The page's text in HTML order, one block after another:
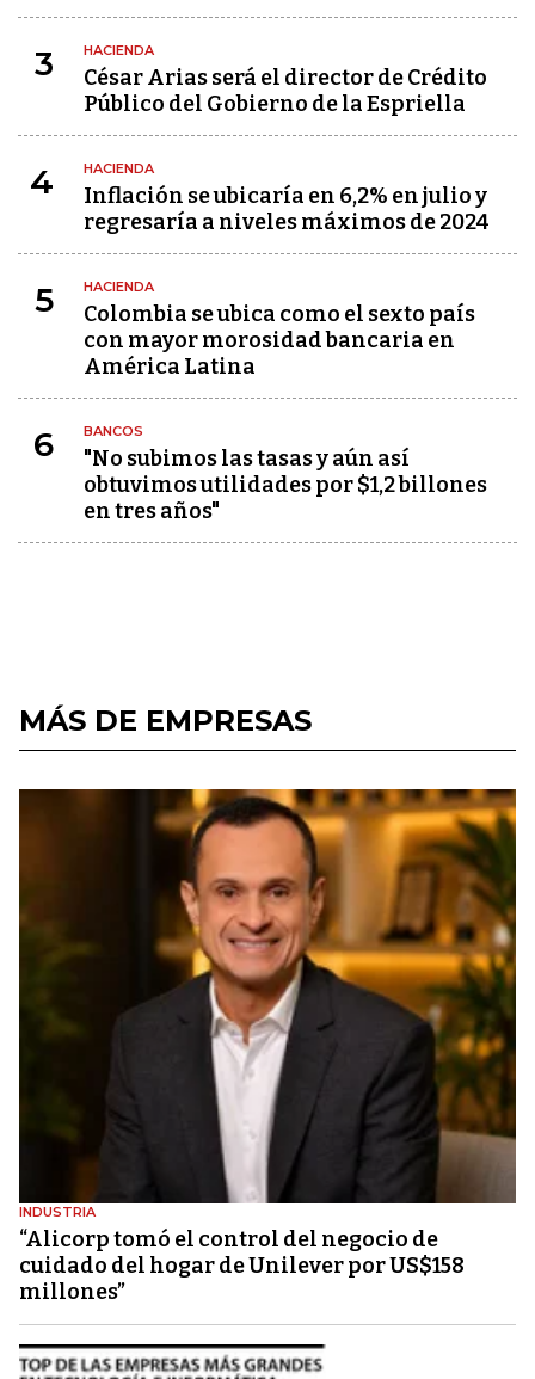
3 HACIENDA
César Arias será el director de Crédito
Público del Gobierno de la Espriella
4 HACIENDA
Inflación se ubicaría en 6,2% en julio y
regresaría a niveles máximos de 2024
5 HACIENDA
Colombia se ubica como el sexto país
con mayor morosidad bancaria en
América Latina
6 BANCOS
"No subimos las tasas y aún así
obtuvimos utilidades por $1,2 billones
en tres años"
MÁS DE EMPRESAS
INDUSTRIA
“Alicorp tomó el control del negocio de
cuidado del hogar de Unilever por US$158
millones”